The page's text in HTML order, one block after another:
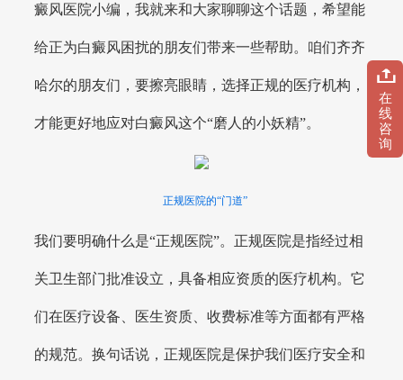
癜风医院小编，我就来和大家聊聊这个话题，希望能
给正为白癜风困扰的朋友们带来一些帮助。咱们齐齐
哈尔的朋友们，要擦亮眼睛，选择正规的医疗机构，
才能更好地应对白癜风这个“磨人的小妖精”。
正规医院的“门道”
我们要明确什么是“正规医院”。正规医院是指经过相
关卫生部门批准设立，具备相应资质的医疗机构。它
们在医疗设备、医生资质、收费标准等方面都有严格
的规范。换句话说，正规医院是保护我们医疗安全和
在
线
咨
询